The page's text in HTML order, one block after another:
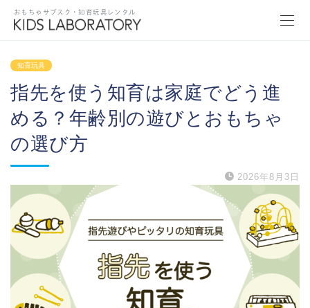
おもちゃサブスク・知育玩具レンタル
知育玩具
指先を使う知育は家庭でどう進
める？年齢別の遊びとおもちゃ
の選び方
2026年8月3日